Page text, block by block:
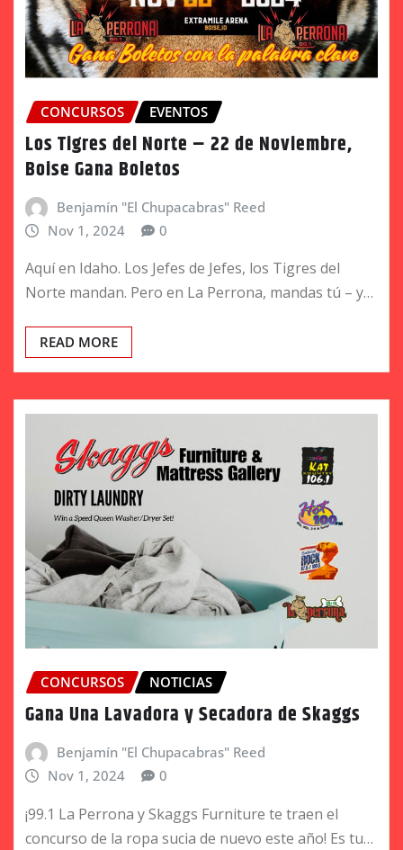
CONCURSOS EVENTOS
Los Tigres del Norte – 22 de Noviembre,
Boise Gana Boletos
Benjamín "El Chupacabras" Reed
Nov 1, 2024
0
Aquí en Idaho. Los Jefes de Jefes, los Tigres del
Norte mandan. Pero en La Perrona, mandas tú – y…
READ MORE
CONCURSOS NOTICIAS
Gana Una Lavadora y Secadora de Skaggs
Benjamín "El Chupacabras" Reed
Nov 1, 2024
0
¡99.1 La Perrona y Skaggs Furniture te traen el
concurso de la ropa sucia de nuevo este año! Es tu…